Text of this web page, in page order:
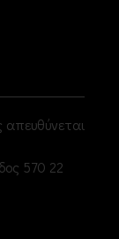
απευθύνεται
570 22